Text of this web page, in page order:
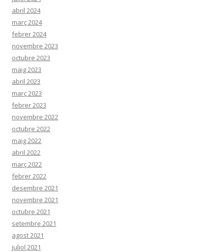
abril 2024
març 2024
febrer 2024
novembre 2023
octubre 2023
maig 2023
abril 2023
març 2023
febrer 2023
novembre 2022
octubre 2022
maig 2022
abril 2022
març 2022
febrer 2022
desembre 2021
novembre 2021
octubre 2021
setembre 2021
agost 2021
juliol 2021